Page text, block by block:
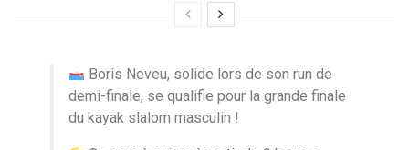
Boris Neveu, solide lors de son run de
demi-finale, se qualifie pour la grande finale
du kayak slalom masculin !